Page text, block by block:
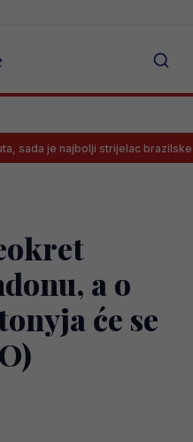
najbolji strijelac brazilske lige
a o
će se